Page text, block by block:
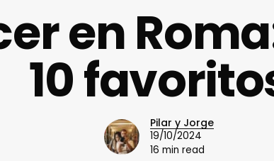
en
10
Pilar y Jorge
19/10/2024
16 min read